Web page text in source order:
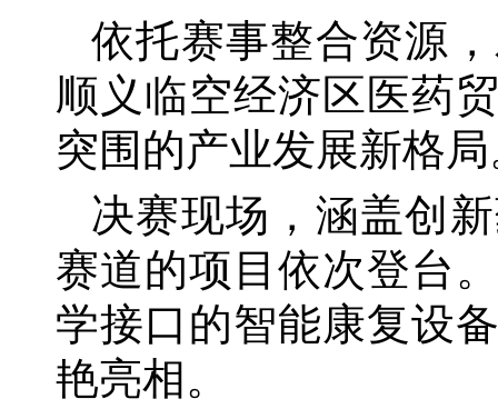
依托赛事整合资源
顺义临空经济区医药
突围的产业发展新格
决赛现场，涵盖创
赛道的项目依次登台
学接口的智能康复设
艳亮相。